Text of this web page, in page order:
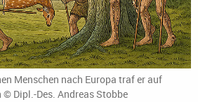
Menschen nach Europa traf er auf
Dipl.-Des. Andreas Stobbe